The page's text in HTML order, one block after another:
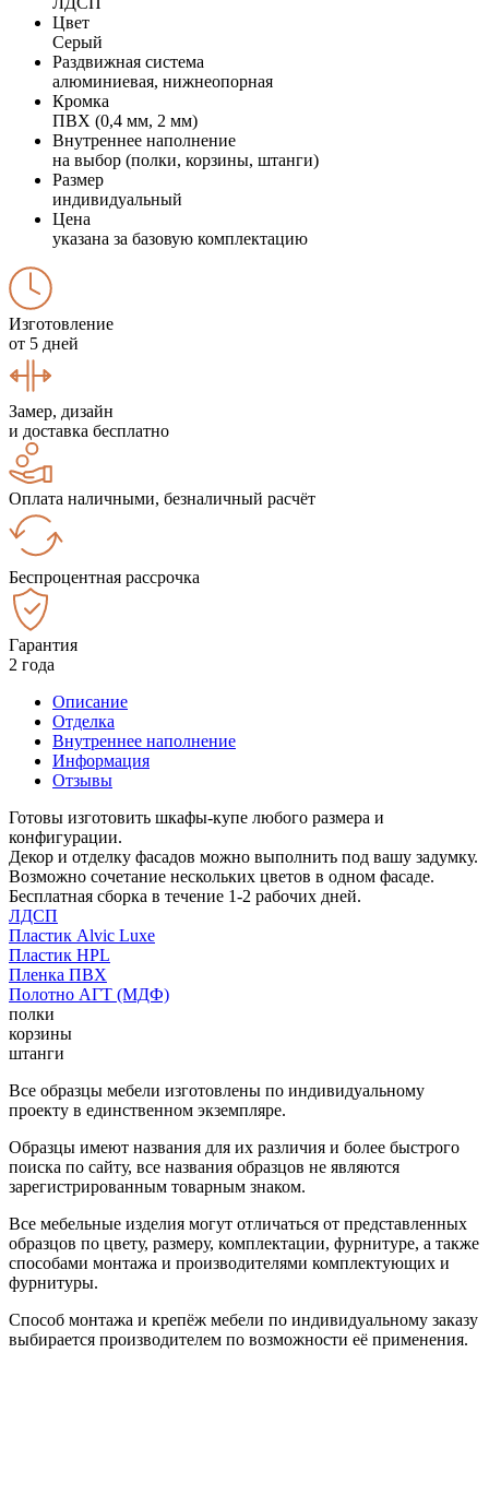
Цвет
Серый
Раздвижная система
алюминиевая, нижнеопорная
Кромка
ПВХ (0,4 мм, 2 мм)
Внутреннее наполнение
на выбор (полки, корзины, штанги)
Размер
индивидуальный
Цена
указана за базовую комплектацию
Изготовление
от 5 дней
Замер, дизайн
и доставка бесплатно
Оплата наличными, безналичный расчёт
Беспроцентная рассрочка
Гарантия
2 года
Описание
Отделка
Внутреннее наполнение
Информация
Отзывы
Готовы изготовить шкафы-купе любого размера и
конфигурации.
Декор и отделку фасадов можно выполнить под вашу задумку.
Возможно сочетание нескольких цветов в одном фасаде.
Бесплатная сборка в течение 1-2 рабочих дней.
ЛДСП
Пластик Alvic Luxe
Пластик HPL
Пленка ПВХ
Полотно АГТ (МДФ)
полки
корзины
штанги
Все образцы мебели изготовлены по индивидуальному
проекту в единственном экземпляре.
Образцы имеют названия для их различия и более быстрого
поиска по сайту, все названия образцов не являются
зарегистрированным товарным знаком.
Все мебельные изделия могут отличаться от представленных
образцов по цвету, размеру, комплектации, фурнитуре, а также
способами монтажа и производителями комплектующих и
фурнитуры.
Способ монтажа и крепёж мебели по индивидуальному заказу
выбирается производителем по возможности её применения.